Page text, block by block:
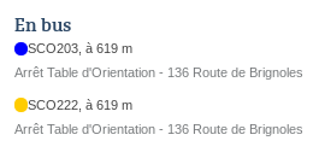
En bus
SCO203, à 619 m
Arrêt Table d'Orientation - 136 Route de Brignoles
SCO222, à 619 m
Arrêt Table d'Orientation - 136 Route de Brignoles